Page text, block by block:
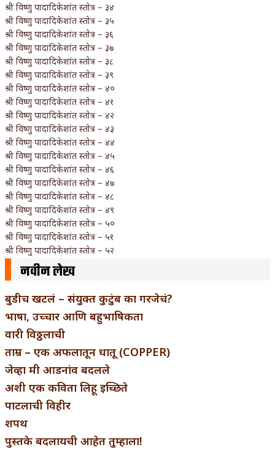
श्री विष्णु पादादिकेशांत स्तोत्र – ३४
श्री विष्णु पादादिकेशांत स्तोत्र – ३५
श्री विष्णु पादादिकेशांत स्तोत्र – ३६
श्री विष्णु पादादिकेशांत स्तोत्र – ३७
श्री विष्णु पादादिकेशांत स्तोत्र – ३८
श्री विष्णु पादादिकेशांत स्तोत्र – ३९
श्री विष्णु पादादिकेशांत स्तोत्र – ४०
श्री विष्णु पादादिकेशांत स्तोत्र – ४१
श्री विष्णु पादादिकेशांत स्तोत्र – ४२
श्री विष्णु पादादिकेशांत स्तोत्र – ४३
श्री विष्णु पादादिकेशांत स्तोत्र – ४४
श्री विष्णु पादादिकेशांत स्तोत्र – ४५
श्री विष्णु पादादिकेशांत स्तोत्र – ४६
श्री विष्णु पादादिकेशांत स्तोत्र – ४७
श्री विष्णु पादादिकेशांत स्तोत्र – ४८
श्री विष्णु पादादिकेशांत स्तोत्र – ४९
श्री विष्णु पादादिकेशांत स्तोत्र – ५०
श्री विष्णु पादादिकेशांत स्तोत्र – ५१
श्री विष्णु पादादिकेशांत स्तोत्र – ५२
नवीन लेख
बुडीच खटलं – संयुक्त कुटुंब का गरजेचं?
भाषा, उच्चार आणि बहुभाषिकता
वारी विठ्ठलाची
ताम्र – एक अफलातून धातू (COPPER)
जेव्हा मी आडनांव बदलले
अशी एक कविता लिहू इच्छिते
पाटलाची विहीर
शपथ
पुस्तके बदलायची आहेत तुम्हाला!